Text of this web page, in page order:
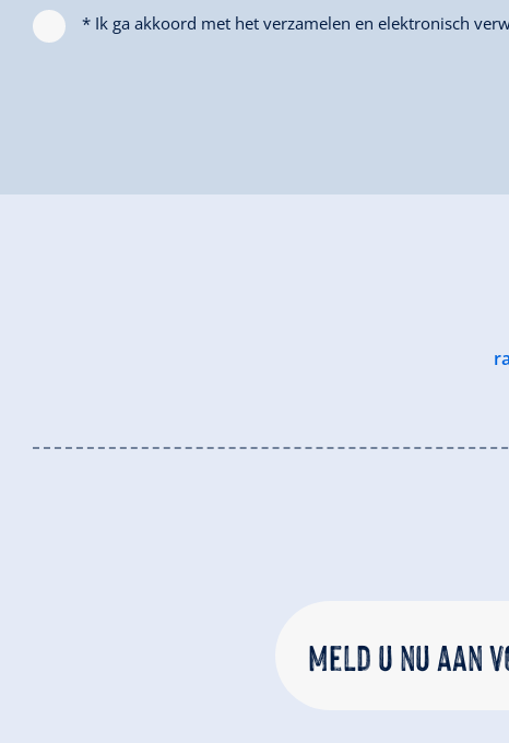
* Ik ga akkoord met het verzamelen en elektronisch
Meld u nu aan